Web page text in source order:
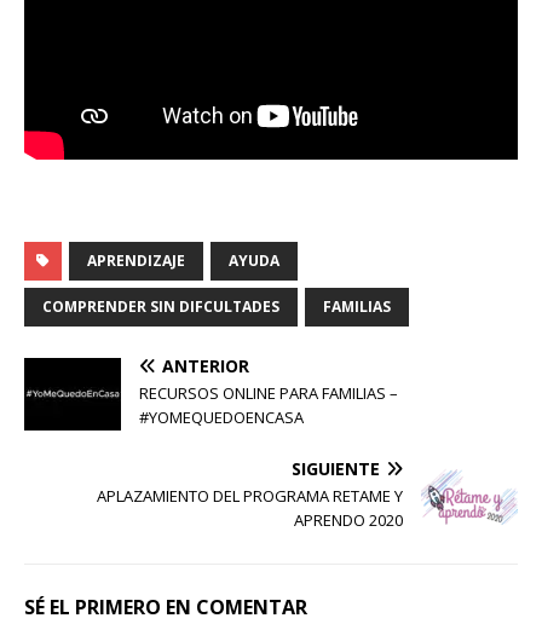
APRENDIZAJE AYUDA
COMPRENDER SIN DIFCULTADES FAMILIAS
ANTERIOR
RECURSOS ONLINE PARA FAMILIAS –
#YOMEQUEDOENCASA
SIGUIENTE
APLAZAMIENTO DEL PROGRAMA RETAME Y
APRENDO 2020
SÉ EL PRIMERO EN COMENTAR